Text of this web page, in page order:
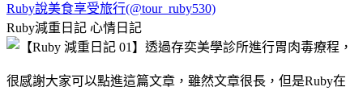
Ruby說美食享受旅行(@tour_ruby530)
Ruby減重日記 心情日記
很感謝大家可以點進這篇文章，雖然文章很長，但是Ruby在